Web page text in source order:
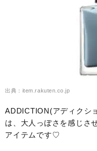
出典：item.rakuten.co.jp
ADDICTION(アディクシ
は、大人っぽさを感じさ
アイテムです♡